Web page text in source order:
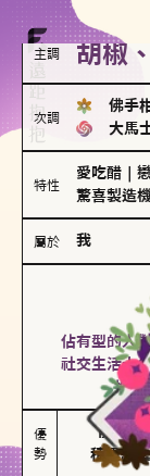
主調 胡椒
次調
佛手
大馬
特性
愛吃醋
驚喜製造
屬於 我
佔有型的人
社交生活十
投入
優
勢
能建立
積極維